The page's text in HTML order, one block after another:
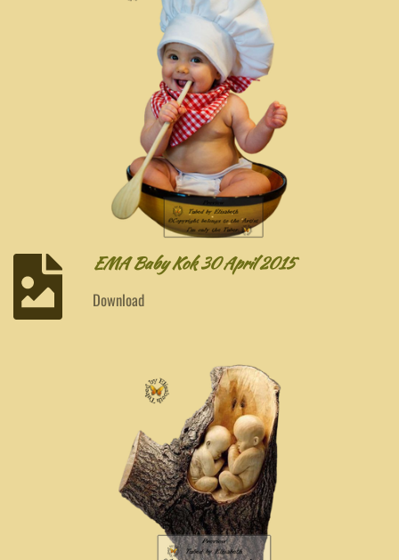
EMA Baby Kok 30 April 2015
Download